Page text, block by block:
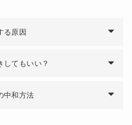
る原因
してもいい？
中和方法